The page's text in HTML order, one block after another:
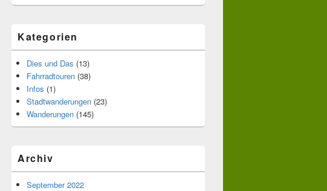
Kategorien
Dies und Das (13)
Fahrradtouren (38)
Infos (1)
Stadtwanderungen (23)
Wanderungen (145)
Archiv
September 2022